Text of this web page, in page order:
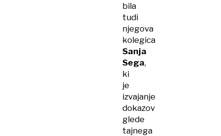
bila
tudi
njegova
kolegica
Sanja
Sega,
ki
je
izvajanje
dokazov
glede
tajnega